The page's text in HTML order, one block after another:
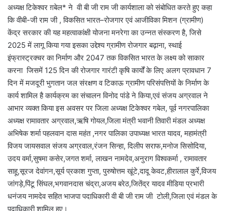
अध्यक्ष टिकेश्वर ग़बेल* ने वी बी जी राम जी कार्यशाला को संबोधित करते हुए कहा
कि वीबी-जी राम जी , विकसित भारत–रोजगार एवं आजीविका मिशन (ग्रामीण)
केंद्र सरकार की यह महत्वाकांक्षी योजना मनरेगा का उन्नत संस्करण है, जिसे
2025 में लागू किया गया इसका उद्देश्य ग्रामीण रोजगार बढ़ाना, स्थाई
इंफ्रास्ट्रक्चर का निर्माण और 2047 तक विकसित भारत के लक्ष्य को साकार
करना जिसमें 125 दिन की रोजगार गारंटी कृषि कार्यों के लिए अलग प्रावधान 7
दिन में मजदूरी भुगतान जल संरक्षण व टिकाऊ ग्रामीण परिसंपत्तियों के निर्माण के
कार्य शामिल है कार्यक्रम का संचालन विनोद पांडे ने किया,एवं संजय अग्रवाल ने
आभार व्यक्त किया इस अवसर पर जिला अध्यक्ष टिकेश्वर गबेल, पूर्व नगरपालिका
अध्यक्ष रामावतार अग्रवाल,ऋषि गोयल,जिला मंत्री भवानी तिवारी मंडल अध्यक्ष
अभिषेक शर्मा पहलवान दास महंत ,नगर पालिका उपाध्यक्ष भारत यादव, महामंत्री
विजय जायसवाल संजय अग्रवाल,रंजन सिन्हा, दिलीप सराफ,मनोज सिसोदिया,
उदय वर्मा,सुषमा कसेर,जगत शर्मा, लाखन नामदेव,अनुराग विश्वकर्मा , रामावतार
साहू,सूरज देवांगन,सूर्य प्रकाश गुप्ता, पुरुषोत्तम खूंटे,दादू केवट,हीरालाल कुर्रे,विजय
जांगड़े,पिंटू सिंघल,भगवानदास चंद्रा,अजय बरेठ,जितेंद्र यादव मीडिया प्रभारी
धनंजय नामदेव सहित भाजपा पदाधिकारी वी बी जी राम जी टोली,जिला एवं मंडल के
पदाधिकारी शामिल हुए।